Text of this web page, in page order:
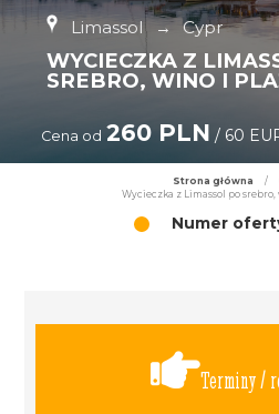
Limassol → Cypr
WYCIECZKA Z
SREBRO, WINO I
Cena od 260 PLN / 60
Strona główna /
Wycieczka z Limassol po
Numer
Terminy /